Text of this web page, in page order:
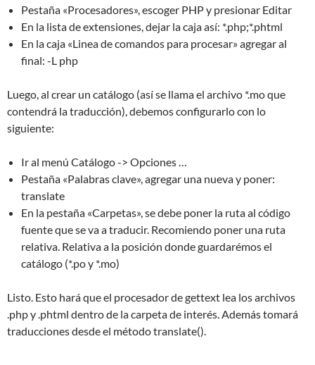
Pestaña «Procesadores», escoger PHP y presionar Editar
En la lista de extensiones, dejar la caja así: *.php;*.phtml
En la caja «Linea de comandos para procesar» agregar al
final: -L php
Luego, al crear un catálogo (así se llama el archivo *.mo que
contendrá la traducción), debemos configurarlo con lo
siguiente:
Ir al menú Catálogo -> Opciones …
Pestaña «Palabras clave», agregar una nueva y poner:
translate
En la pestaña «Carpetas», se debe poner la ruta al código
fuente que se va a traducir. Recomiendo poner una ruta
relativa. Relativa a la posición donde guardarémos el
catálogo (*.po y *.mo)
Listo. Esto hará que el procesador de gettext lea los archivos
.php y .phtml dentro de la carpeta de interés. Además tomará
traducciones desde el método translate().